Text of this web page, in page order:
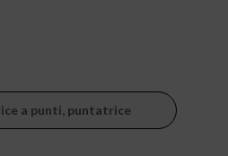
a punti, puntatrice